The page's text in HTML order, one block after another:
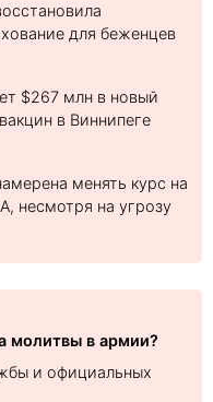
для беженцев
$267 млн в новый
в Виннипеге
менять курс на
несмотря на угрозу
молитвы в армии?
и официальных